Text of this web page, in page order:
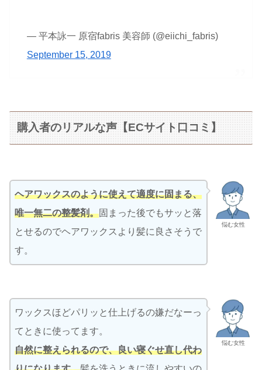
— 平本詠一 原宿fabris 美容師 (@eiichi_fabris)
September 15, 2019
購入者のリアルな声【ECサイト口コミ】
悩む女性
ヘアワックスのように使えて適度に固まる、
唯一無二の整髪剤。固まった後でもサッと落
とせるのでヘアワックスより髪に良さそうで
す。
悩む女性
ワックスほどパリッと仕上げるの嫌だなーっ
てときに使ってます。
自然に整えられるので、良い寝ぐせ直し代わ